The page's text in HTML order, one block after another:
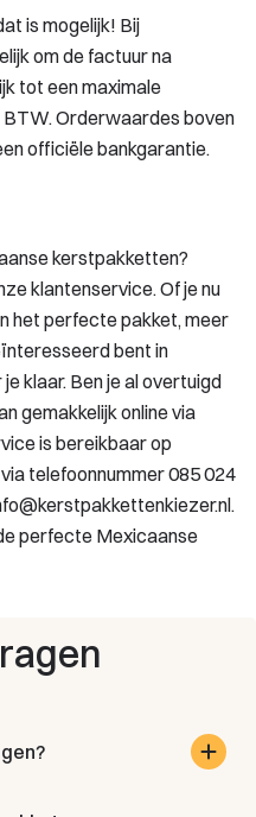
is mogelijk! Bij
om de factuur na
tot een maximale
Orderwaardes boven
officiële bankgarantie.
kerstpakketten?
klantenservice. Of je nu
het perfecte pakket, meer
bent in
klaar. Ben je al overtuigd
gemakkelijk online via
is bereikbaar op
telefoonnummer 085 024
perfecte Mexicaanse